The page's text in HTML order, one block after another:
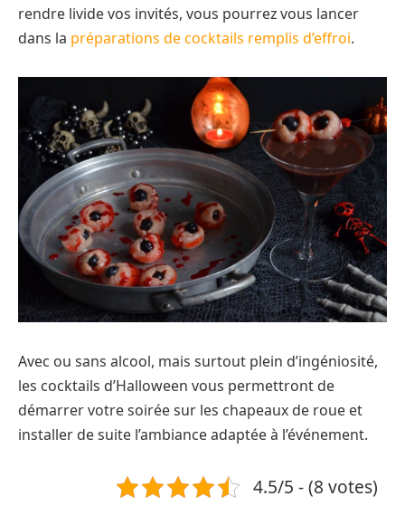
rendre livide vos invités, vous pourrez vous lancer
dans la préparations de cocktails remplis d’effroi.
Avec ou sans alcool, mais surtout plein d’ingéniosité,
les cocktails d’Halloween vous permettront de
démarrer votre soirée sur les chapeaux de roue et
installer de suite l’ambiance adaptée à l’événement.
4.5/5 - (8 votes)